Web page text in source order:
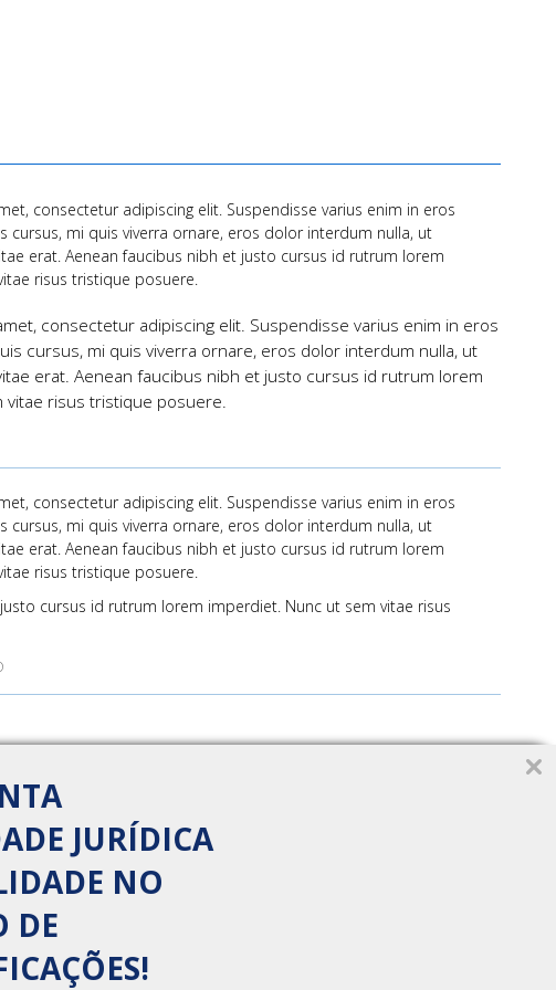
JURÍDICA
NO
DE
consectetur adipiscing elit. Suspendisse varius enim in eros
cursus, mi quis viverra ornare, eros dolor interdum nulla, ut
erat. Aenean faucibus nibh et justo cursus id rutrum lorem
risus tristique posuere.
consectetur adipiscing elit. Suspendisse varius enim in eros
cursus, mi quis viverra ornare, eros dolor interdum nulla, ut
erat. Aenean faucibus nibh et justo cursus id rutrum lorem
vitae risus tristique posuere.
consectetur adipiscing elit. Suspendisse varius enim in eros
cursus, mi quis viverra ornare, eros dolor interdum nulla, ut
erat. Aenean faucibus nibh et justo cursus id rutrum lorem
risus tristique posuere.
cursus id rutrum lorem imperdiet. Nunc ut sem vitae risus